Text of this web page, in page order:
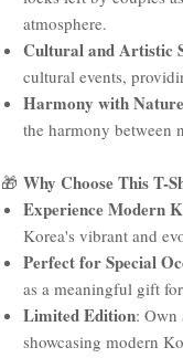
atmosphere.
Cultural and Artistic
cultural events,
Harmony with Nature
the harmony between
🎁 Why Choose This T-
Experience Modern
Korea's vibrant and
Perfect for Special
as a meaningful gift
Limited Edition: Own
showcasing modern